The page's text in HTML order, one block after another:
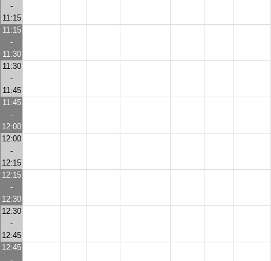
-
11:15
11:15
-
11:30
11:30
-
11:45
11:45
-
12:00
12:00
-
12:15
12:15
-
12:30
12:30
-
12:45
12:45